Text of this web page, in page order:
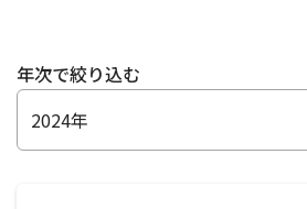
年次で絞り込む
2024年